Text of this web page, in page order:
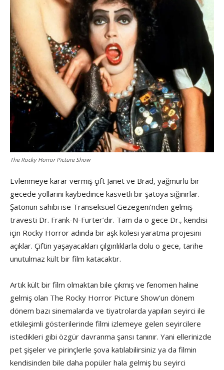
The Rocky Horror Picture Show
Evlenmeye karar vermiş çift Janet ve Brad, yağmurlu bir
gecede yollarını kaybedince kasvetli bir şatoya sığınırlar.
Şatonun sahibi ise Transeksüel Gezegeni’nden gelmiş
travesti Dr. Frank-N-Furter’dır. Tam da o gece Dr., kendisi
için Rocky Horror adında bir aşk kölesi yaratma projesini
açıklar. Çiftin yaşayacakları çılgınlıklarla dolu o gece, tarihe
unutulmaz kült bir film katacaktır.
Artık kült bir film olmaktan bile çıkmış ve fenomen haline
gelmiş olan The Rocky Horror Picture Show’un dönem
dönem bazı sinemalarda ve tiyatrolarda yapılan seyirci ile
etkileşimli gösterilerinde filmi izlemeye gelen seyircilere
istedikleri gibi özgür davranma şansı tanınır. Yani ellerinizde
pet şişeler ve pirinçlerle şova katılabilirsiniz ya da filmin
kendisinden bile daha popüler hala gelmiş bu seyirci